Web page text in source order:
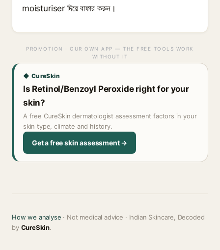
moisturiser দিয়ে বাফার করুন।
PROMOTION · OUR OWN APP — THE FREE TOOLS WORK
WITHOUT IT
◆ CureSkin
Is Retinol/Benzoyl Peroxide right for your
skin?
A free CureSkin dermatologist assessment factors in your
skin type, climate and history.
Get a free skin assessment →
How we analyse · Not medical advice · Indian Skincare, Decoded
by CureSkin.